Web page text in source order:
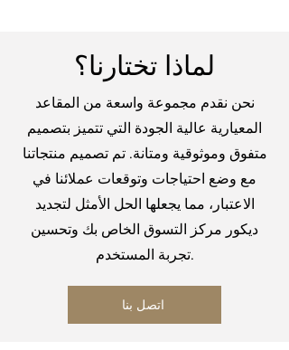
لماذا تختارنا؟
نحن نقدم مجموعة واسعة من المقاعد
المعيارية عالية الجودة التي تتميز بتصميم
متفوق وموثوقية ومتانة. تم تصميم منتجاتنا
مع وضع احتياجات وتوقعات عملائنا في
الاعتبار، مما يجعلها الحل الأمثل لتجديد
ديكور مركز التسوق الخاص بك وتحسين
تجربة المستخدم.
اتصل بنا